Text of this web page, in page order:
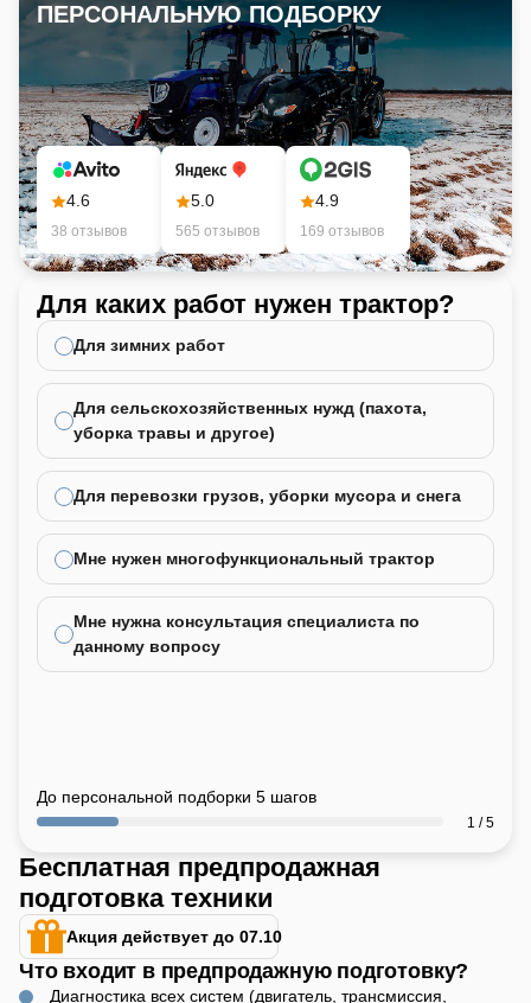
ПЕРСОНАЛЬНУЮ ПОДБОРКУ
4.6
38 отзывов
5.0
565 отзывов
4.9
169 отзывов
Для каких работ нужен трактор?
Для зимних работ
Для сельскохозяйственных нужд (пахота,
уборка травы и другое)
Для перевозки грузов, уборки мусора и снега
Мне нужен многофункциональный трактор
Мне нужна консультация специалиста по
данному вопросу
До персональной подборки 5 шагов
1 / 5
Бесплатная предпродажная
подготовка техники
Акция действует до 07.10
Что входит в предпродажную подготовку?
Диагностика всех систем (двигатель, трансмиссия,